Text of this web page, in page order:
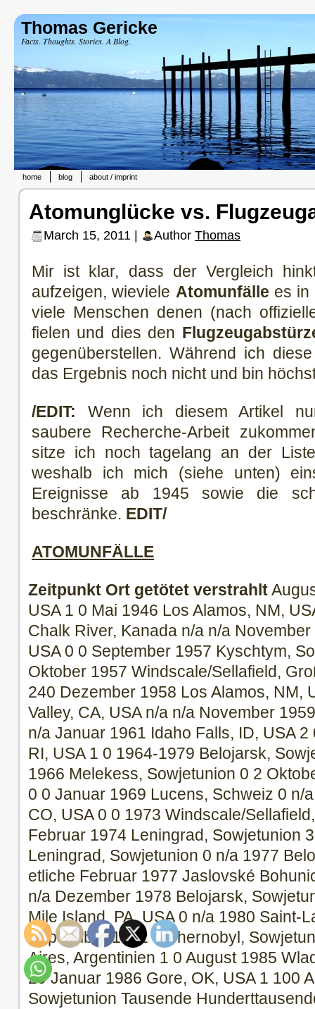
Thomas Gericke
Facts. Thoughts. Stories. A Blog.
home blog about / imprint
Atomunglücke vs.
March 15, 2011 | Author Thomas
Mir ist klar, dass der Vergleich
aufzeigen, wieviele Atomunfälle es in
viele Menschen denen (nach
fielen und dies den
gegenüberstellen. Während ich
das Ergebnis noch nicht und bin
/EDIT: Wenn ich diesem Artikel
saubere Recherche-Arbeit
sitze ich noch tagelang an der
weshalb ich mich (siehe unten)
Ereignisse ab 1945 sowie die
beschränke. EDIT/
ATOMUNFÄLLE
Zeitpunkt Ort getötet verstrahlt
USA 1 0 Mai 1946 Los Alamos, NM,
Chalk River, Kanada n/a n/a
USA 0 0 September 1957 Kyschtym,
Oktober 1957 Windscale/Sellafield,
240 Dezember 1958 Los Alamos, NM,
Valley, CA, USA n/a n/a November
n/a Januar 1961 Idaho Falls, ID, USA
RI, USA 1 0 1964-1979 Belojarsk,
1966 Melekess, Sowjetunion 0 2
0 0 Januar 1969 Lucens, Schweiz 0 n/
CO, USA 0 0 1973 Windscale/
Februar 1974 Leningrad, Sowjetunion
Leningrad, Sowjetunion 0 n/a 1977
etliche Februar 1977 Jaslovské
n/a Dezember 1978 Belojarsk,
Mile Island, PA, USA 0 n/a 1980 Saint-
September 1982 Tschernobyl,
Aires, Argentinien 1 0 August 1985
29 Januar 1986 Gore, OK, USA 1 100
Sowjetunion Tausende